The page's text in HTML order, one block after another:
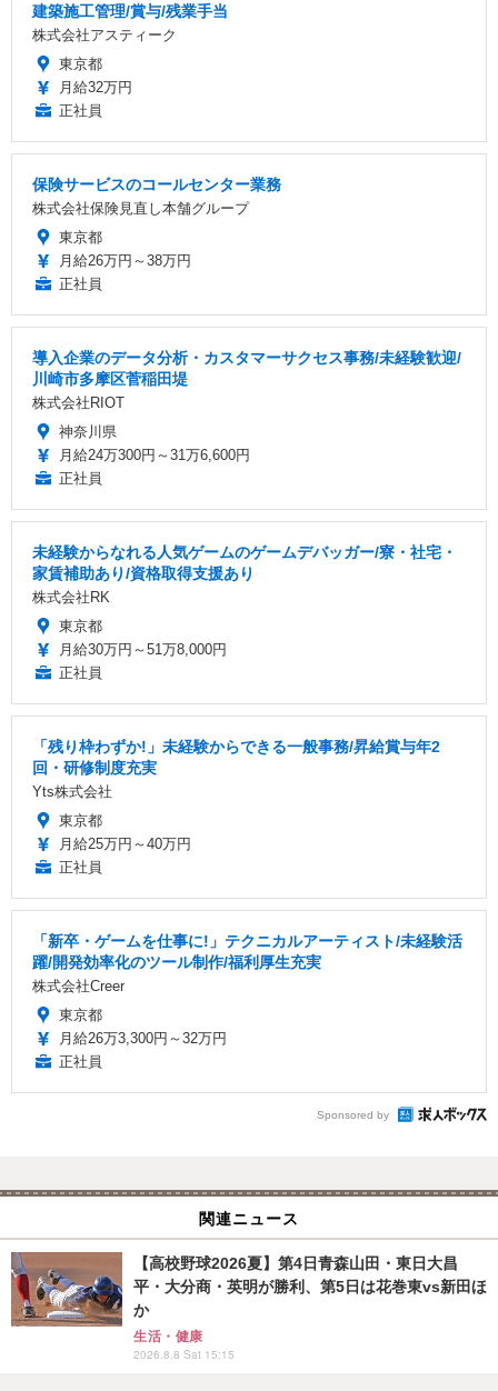
建築施工管理/賞与/残業手当
株式会社アスティーク
東京都
月給32万円
正社員
保険サービスのコールセンター業務
株式会社保険見直し本舗グループ
東京都
月給26万円～38万円
正社員
導入企業のデータ分析・カスタマーサクセス事務/未経験歓迎/
川崎市多摩区菅稲田堤
株式会社RIOT
神奈川県
月給24万300円～31万6,600円
正社員
未経験からなれる人気ゲームのゲームデバッガー/寮・社宅・
家賃補助あり/資格取得支援あり
株式会社RK
東京都
月給30万円～51万8,000円
正社員
「残り枠わずか!」未経験からできる一般事務/昇給賞与年2
回・研修制度充実
Yts株式会社
東京都
月給25万円～40万円
正社員
「新卒・ゲームを仕事に!」テクニカルアーティスト/未経験活
躍/開発効率化のツール制作/福利厚生充実
株式会社Creer
東京都
月給26万3,300円～32万円
正社員
Sponsored by
関連ニュース
【高校野球2026夏】第4日青森山田・東日大昌
平・大分商・英明が勝利、第5日は花巻東vs新田ほ
か
生活・健康
2026.8.8 Sat 15:15